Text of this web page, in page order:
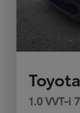
1.0 VVT-i